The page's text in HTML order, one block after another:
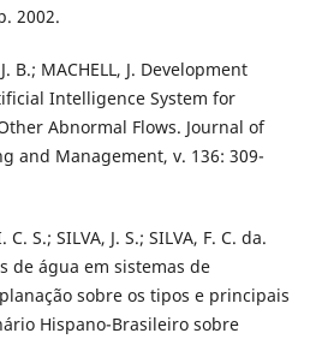
2002.
B.; MACHELL, J. Development
Intelligence System for
Abnormal Flows. Journal of
and Management, v. 136: 309-
S.; SILVA, J. S.; SILVA, F. C. da.
de água em sistemas de
sobre os tipos e principais
Hispano-Brasileiro sobre